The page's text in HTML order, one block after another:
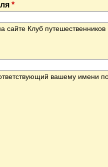
*
сайте Клуб путешественников
вашему имени